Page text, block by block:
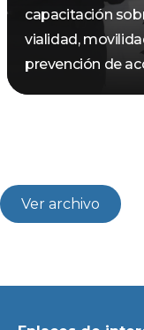
capacitación
vialidad,
prevención de
Ver archivo